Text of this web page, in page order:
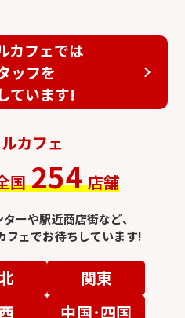
カフェでは
ッフを
ています!
カフェ
国 254 店舗
ーや駅近商店街など、
フェでお待ちしています!
関東
中国･四国